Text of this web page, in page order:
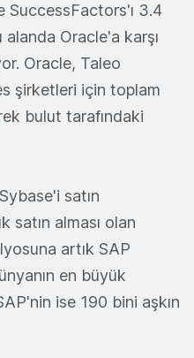
SuccessFactors'ı 3.4
Oracle'a karşı
Oracle, Taleo
şirketleri için toplam
bulut tarafındaki
satın
satın alması olan
artık SAP
en büyük
ise 190 bini aşkın